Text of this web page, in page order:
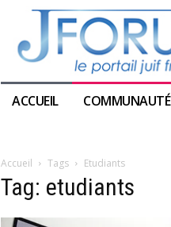
ACCUEIL COMMUNAUTÉ
Accueil Tags Etudiants
Tag: etudiants